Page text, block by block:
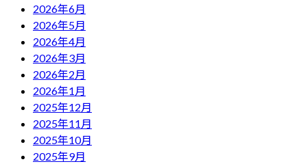
2026年6月
2026年5月
2026年4月
2026年3月
2026年2月
2026年1月
2025年12月
2025年11月
2025年10月
2025年9月